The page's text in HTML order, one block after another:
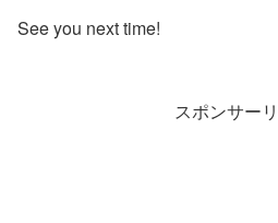
See you next time!
スポンサー